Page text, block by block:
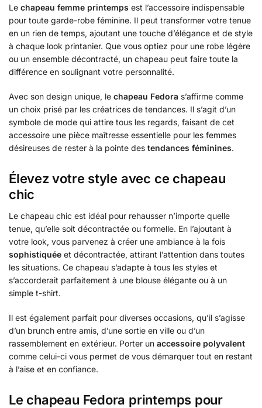
Le chapeau femme printemps est l’accessoire indispensable
pour toute garde-robe féminine. Il peut transformer votre tenue
en un rien de temps, ajoutant une touche d’élégance et de style
à chaque look printanier. Que vous optiez pour une robe légère
ou un ensemble décontracté, un chapeau peut faire toute la
différence en soulignant votre personnalité.
Avec son design unique, le chapeau Fedora s’affirme comme
un choix prisé par les créatrices de tendances. Il s’agit d’un
symbole de mode qui attire tous les regards, faisant de cet
accessoire une pièce maîtresse essentielle pour les femmes
désireuses de rester à la pointe des tendances féminines.
Élevez votre style avec ce chapeau
chic
Le chapeau chic est idéal pour rehausser n’importe quelle
tenue, qu’elle soit décontractée ou formelle. En l’ajoutant à
votre look, vous parvenez à créer une ambiance à la fois
sophistiquée et décontractée, attirant l’attention dans toutes
les situations. Ce chapeau s’adapte à tous les styles et
s’accorderait parfaitement à une blouse élégante ou à un
simple t-shirt.
Il est également parfait pour diverses occasions, qu’il s’agisse
d’un brunch entre amis, d’une sortie en ville ou d’un
rassemblement en extérieur. Porter un accessoire polyvalent
comme celui-ci vous permet de vous démarquer tout en restant
à l’aise et en confiance.
Le chapeau Fedora printemps pour